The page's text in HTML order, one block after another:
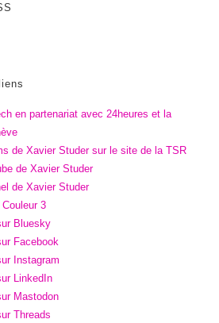
en partenariat avec 24heures et la
de Xavier Studer sur le site de la TSR
de Xavier Studer
de Xavier Studer
3
Bluesky
Facebook
Instagram
LinkedIn
Mastodon
Threads